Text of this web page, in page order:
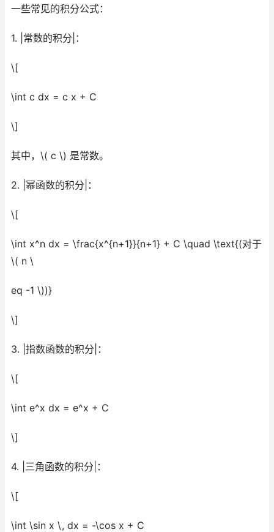
一些常见的积分公式：
1. |常数的积分|：
\[
\int c dx = c x + C
\]
其中，\( c \) 是常数。
2. |幂函数的积分|：
\[
\int x^n dx = \frac{x^{n+1}}{n+1} + C \quad \text{(对于
\( n \
eq -1 \))}
\]
3. |指数函数的积分|：
\[
\int e^x dx = e^x + C
\]
4. |三角函数的积分|：
\[
\int \sin x \, dx = -\cos x + C